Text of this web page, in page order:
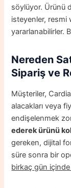
söylüyor. Ürünü
isteyenler, resmi
yararlanabilirler.
Nereden
Sipariş ve
Müşteriler,
alacakları veya
endişelenmek
ederek ürünü
gereken, dijital
süre sonra bir
birkaç gün